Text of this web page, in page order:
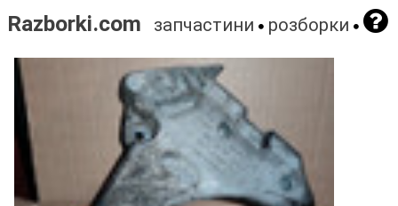
Razborki.com запчастини розборки